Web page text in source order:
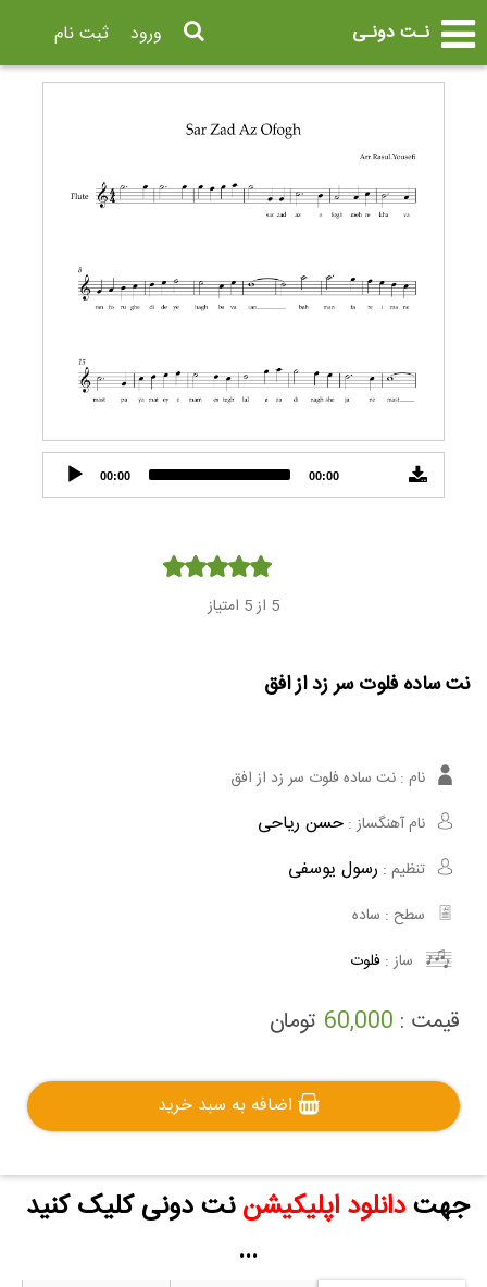
نـت دونـی ثبت نام ورود
Audio
Player
00:00 00:00
5 از 5 امتیاز
نت ساده فلوت سر زد از افق
نام : نت ساده فلوت سر زد از افق
نام آهنگساز : حسن ریاحی
تنظیم : رسول یوسفی
سطح : ساده
ساز : فلوت
قیمت : 60,000 تومان
اضافه به سبد خرید
جهتدانلود اپلیکیشن نت دونی کلیک کنید
...